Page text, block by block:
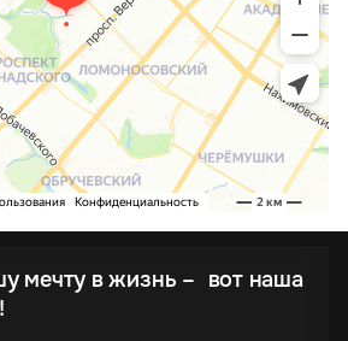
мечту в жизнь – вот наша